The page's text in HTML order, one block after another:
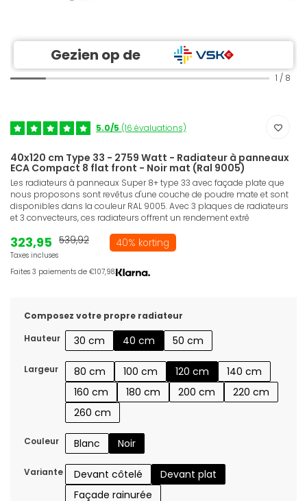
Gezien op de
1 / 8
5.0/5 (16 évaluations)
40x120 cm Type 33 - 2759 Watt - Radiateur à panneaux
ECA Compact 8 flat front - Noir mat (Ral 9005)
Les radiateurs à panneaux Super 8+ type 33 avec façade plate que
nous proposons sont revêtus d'une couche de poudre mate et sont
disponibles dans la couleur RAL 9005. Avec 3 plaques de radiateurs
et 3 convecteurs, ces radiateurs offrent un rendement extrê
323,95
Taxes incluses
539,92 40% korting
Faites 3 paiements de €107,98.
Composez votre propre radiateur
Hauteur
30 cm 40 cm 50 cm
Largeur 80 cm 100 cm 120 cm
140 cm
160 cm
180 cm 200 cm
220 cm
260 cm
Couleur Blanc Noir
Variante Devant côtelé
Devant plat
Façade rainurée